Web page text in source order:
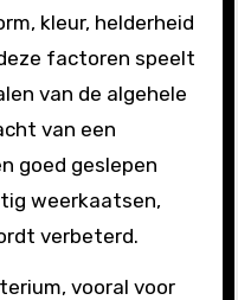
kleur, helderheid
factoren speelt
van de algehele
van een
goed geslepen
weerkaatsen,
verbeterd.
vooral voor